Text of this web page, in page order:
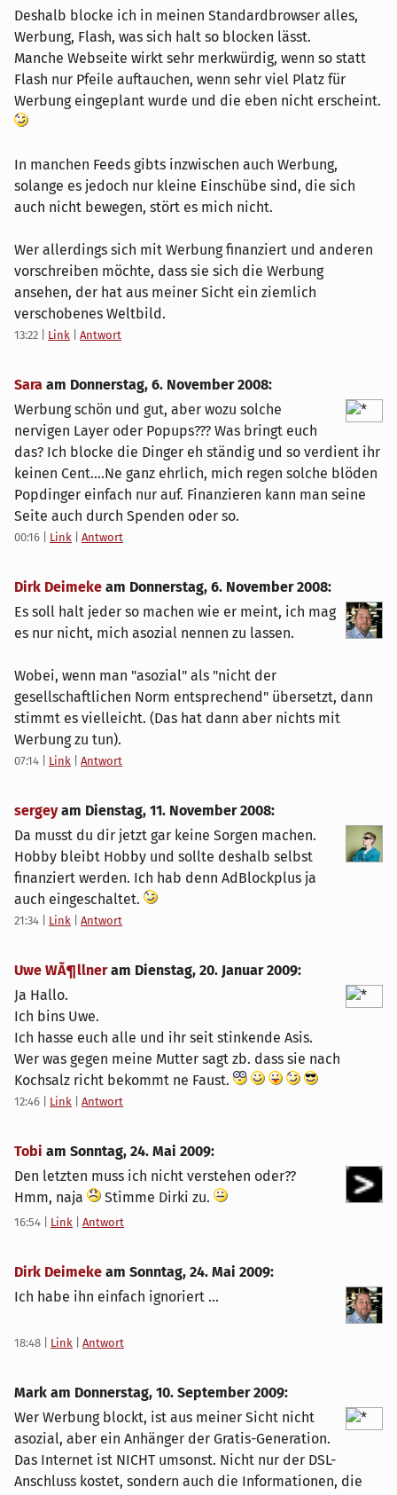
Deshalb blocke ich in meinen Standardbrowser alles,
Werbung, Flash, was sich halt so blocken lässt.
Manche Webseite wirkt sehr merkwürdig, wenn so statt
Flash nur Pfeile auftauchen, wenn sehr viel Platz für
Werbung eingeplant wurde und die eben nicht erscheint.
In manchen Feeds gibts inzwischen auch Werbung,
solange es jedoch nur kleine Einschübe sind, die sich
auch nicht bewegen, stört es mich nicht.
Wer allerdings sich mit Werbung finanziert und anderen
vorschreiben möchte, dass sie sich die Werbung
ansehen, der hat aus meiner Sicht ein ziemlich
verschobenes Weltbild.
13:22 Link Antwort
Sara am Donnerstag, 6. November 2008:
Werbung schön und gut, aber wozu solche
nervigen Layer oder Popups??? Was bringt euch
das? Ich blocke die Dinger eh ständig und so verdient ihr
keinen Cent....Ne ganz ehrlich, mich regen solche blöden
Popdinger einfach nur auf. Finanzieren kann man seine
Seite auch durch Spenden oder so.
00:16 Link Antwort
Dirk Deimeke am Donnerstag, 6. November 2008:
Es soll halt jeder so machen wie er meint, ich mag
es nur nicht, mich asozial nennen zu lassen.
Wobei, wenn man "asozial" als "nicht der
gesellschaftlichen Norm entsprechend" übersetzt, dann
stimmt es vielleicht. (Das hat dann aber nichts mit
Werbung zu tun).
07:14 Link Antwort
sergeyam Dienstag, 11. November 2008:
Da musst du dir jetzt gar keine Sorgen machen.
Hobby bleibt Hobby und sollte deshalb selbst
finanziert werden. Ich hab denn AdBlockplus ja
auch eingeschaltet.
21:34 Link Antwort
Uwe WÃ¶llneram Dienstag, 20. Januar 2009:
Ja Hallo.
Ich bins Uwe.
Ich hasse euch alle und ihr seit stinkende Asis.
Wer was gegen meine Mutter sagt zb. dass sie nach
Kochsalz richt bekommt ne Faust.
12:46 Link Antwort
Tobi am Sonntag, 24. Mai 2009:
Den letzten muss ich nicht verstehen oder??
Hmm, naja
Stimme Dirki zu.
16:54 Link Antwort
Dirk Deimeke am Sonntag, 24. Mai 2009:
Ich habe ihn einfach ignoriert ...
18:48 Link Antwort
Mark am Donnerstag, 10. September 2009:
Wer Werbung blockt, ist aus meiner Sicht nicht
asozial, aber ein Anhänger der Gratis-Generation.
Das Internet ist NICHT umsonst. Nicht nur der DSL-
Anschluss kostet, sondern auch die Informationen, die